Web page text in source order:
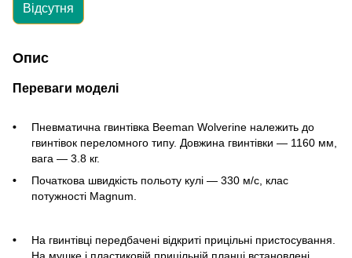
Відсутня
Опис
Переваги моделі
Пневматична гвинтівка Beeman Wolverine належить до
гвинтівок переломного типу. Довжина гвинтівки — 1160 мм,
вага — 3.8 кг.
Початкова швидкість польоту кулі — 330 м/с, клас
потужності Magnum.
На гвинтівці передбачені відкриті прицільні пристосування.
На мушке і пластиковій прицільній планці встановлені